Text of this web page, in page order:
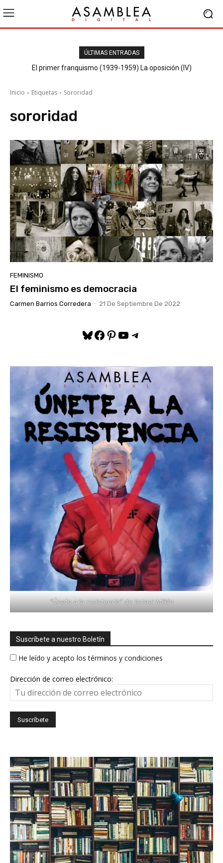
ÚLTIMAS ENTRADAS
El primer franquismo (1939-1959) La oposición (IV)
Inicio Etiquetas Sororidad
sororidad
FEMINISMO
El feminismo es democracia
Carmen Barrios Corredera - 21 De Septiembre De 2022
Bluesky
Facebook
Pinterest
YouTube
Telegram
"Únete a la resistencia" de Ismael Millán
Suscríbete a nuestro Boletín
He leído y acepto los términos y condiciones
Dirección de correo electrónico: